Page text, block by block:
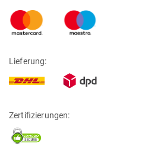
Lieferung:
Zertifizierungen: